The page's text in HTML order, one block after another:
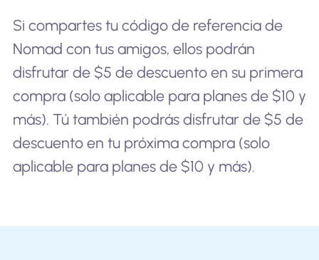
Si compartes tu código de referencia de
Nomad con tus amigos, ellos podrán
disfrutar de $5 de descuento en su primera
compra (solo aplicable para planes de $10 y
más). Tú también podrás disfrutar de $5 de
descuento en tu próxima compra (solo
aplicable para planes de $10 y más).